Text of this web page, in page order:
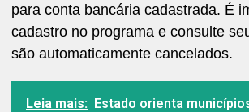
para conta bancária cadastrada. É
cadastro no programa e consulte
são automaticamente cancelados.
Leia mais: Estado orienta